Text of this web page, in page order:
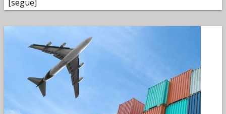
[segue]